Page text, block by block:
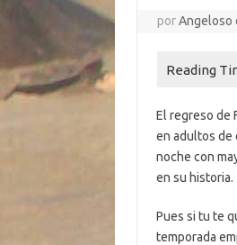
porAngeloso
El regreso de
en adultos de
noche con
en su historia.
Pues si tu te
temporada